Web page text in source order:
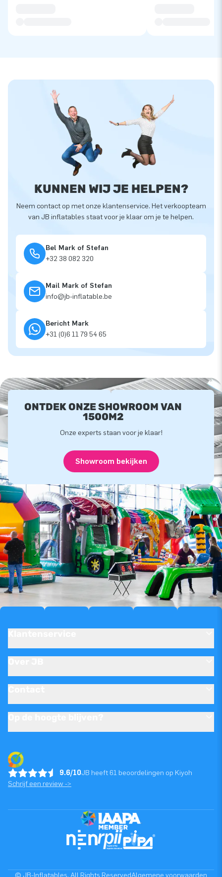
KUNNEN WIJ JE HELPEN?
Neem contact op met onze klantenservice. Het verkoopteam
van JB inflatables staat voor je klaar om je te helpen.
Bel Mark of Stefan
+32 38 082 320
Mail Mark of Stefan
info@jb-inflatable.be
Bericht Mark
+31 (0)6 11 79 54 65
ONTDEK ONZE SHOWROOM VAN
1500M2
Onze experts staan voor je klaar!
Showroom bekijken
9.6/10JB heeft 61 beoordelingen op Kiyoh
Schrijf een review ->
© JB-Inflatables. All Rights ReservedAlgemene voorwaarden